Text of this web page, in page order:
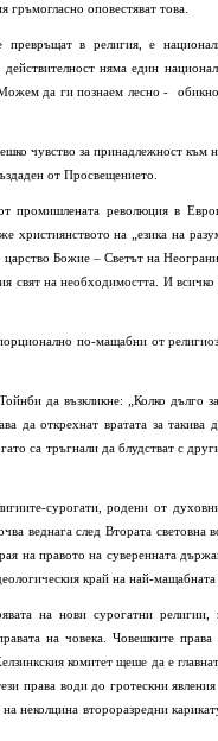
оповестяват това.
в религия, е
няма един
да ги познаем лесно -
чувство за принадлежност към
от Просвещението.
промишлената революция в
християнството на „езика на
Божие – Светът на
свят на необходимостта. И
по-мащабни от
да възкликне: „Колко дълго
да открехнат вратата за
са тръгнали да блудстват с
сурогати, родени от
веднага след Втората световна
на правото на суверенната
край на най-
на нови сурогатни
на човека. Човешките
комитет щеше да е
права води до гротескни
неколцина второразредни